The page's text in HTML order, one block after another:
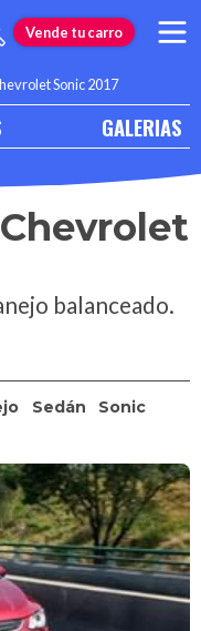
Vende tu carro
Sonic 2017
GALERIAS
balanceado.
Sedán
Sonic